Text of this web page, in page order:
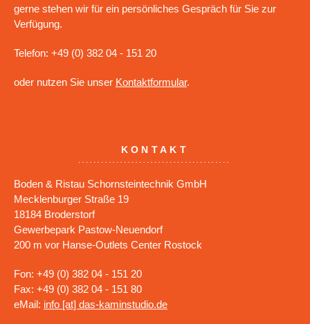
gerne stehen wir für ein persönliches Gespräch für Sie zur
Verfügung.
Telefon: +49 (0) 382 04 - 151 20
oder nutzen Sie unser Kontaktformular.
KONTAKT
Boden & Ristau Schornsteintechnik GmbH
Mecklenburger Straße 19
18184 Broderstorf
Gewerbepark Pastow-Neuendorf
200 m vor Hanse-Outlets Center Rostock
Fon: +49 (0) 382 04 - 151 20
Fax: +49 (0) 382 04 - 151 80
eMail: info [at] das-kaminstudio.de